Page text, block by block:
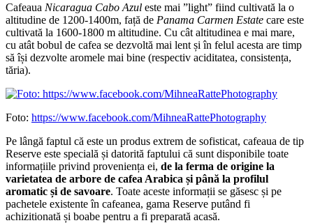
Cafeaua Nicaragua Cabo Azul este mai ”light” fiind cultivată la o
altitudine de 1200-1400m, față de Panama Carmen Estate care este
cultivată la 1600-1800 m altitudine. Cu cât altitudinea e mai mare,
cu atât bobul de cafea se dezvoltă mai lent și în felul acesta are timp
să își dezvolte aromele mai bine (respectiv aciditatea, consistența,
tăria).
Foto: https://www.facebook.com/MihneaRattePhotography
Pe lângă faptul că este un produs extrem de sofisticat, cafeaua de tip
Reserve este specială și datorită faptului că sunt disponibile toate
informațiile privind proveniența ei, de la ferma de origine la
varietatea de arbore de cafea Arabica și până la profilul
aromatic și de savoare. Toate aceste informații se găsesc și pe
pachetele existente în cafeanea, gama Reserve putând fi
achizitionată și boabe pentru a fi preparată acasă.